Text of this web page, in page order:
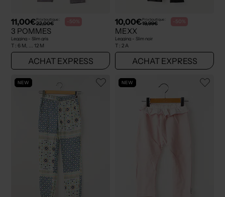
11,00€Prix boutique :
22,00€ -50%
3 POMMES
Legging - Slim gris
T : 6 M, ... 12 M
ACHAT EXPRESS
10,00€Prix boutique :
19,99€ -50%
MEXX
Legging - Slim noir
T : 2 A
ACHAT EXPRESS
NEW NEW